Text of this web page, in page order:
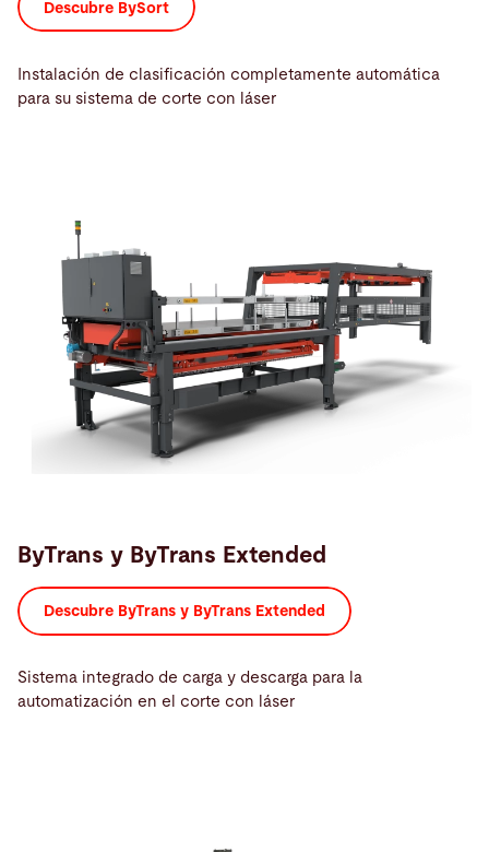
Descubre BySort
Instalación de clasificación completamente automática
para su sistema de corte con láser
ByTrans y ByTrans Extended
Descubre ByTrans y ByTrans Extended
Sistema integrado de carga y descarga para la
automatización en el corte con láser